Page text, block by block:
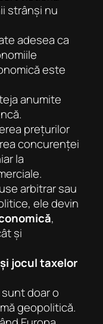
strânși nu
adesea ca
este
anumite
prețurilor
concurenței
la
arbitrar sau
ele devin
,
și
jocul taxelor
doar o
geopolitică.